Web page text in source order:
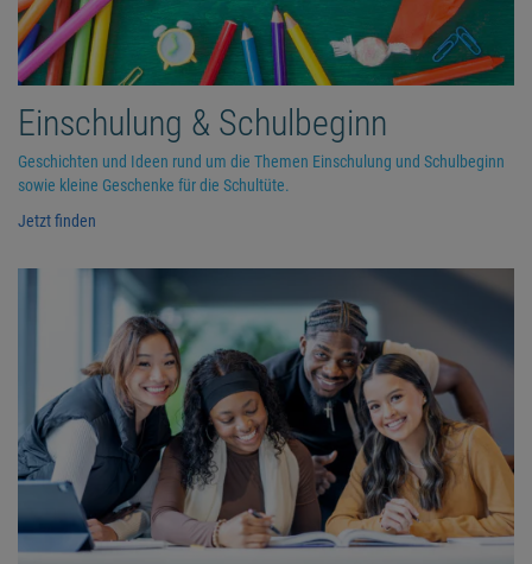
Einschulung & Schulbeginn
Geschichten und Ideen rund um die Themen Einschulung und Schulbeginn
sowie kleine Geschenke für die Schultüte.
Jetzt finden